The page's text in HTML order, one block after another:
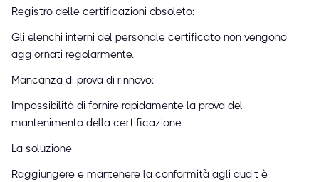
Registro delle certificazioni obsoleto:
Gli elenchi interni del personale certificato non vengono
aggiornati regolarmente.
Mancanza di prova di rinnovo:
Impossibilità di fornire rapidamente la prova del
mantenimento della certificazione.
La soluzione
Raggiungere e mantenere la conformità agli audit è